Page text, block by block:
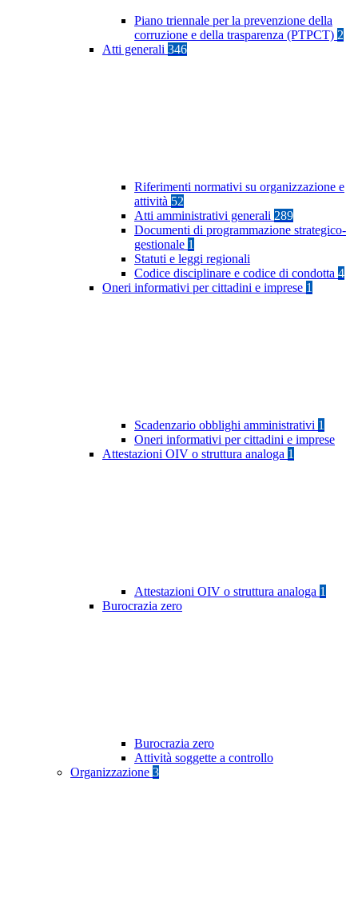
Piano triennale per la prevenzione della
corruzione e della trasparenza (PTPCT) 2
Atti generali 346
Riferimenti normativi su organizzazione e
attività 52
Atti amministrativi generali 289
Documenti di programmazione strategico-
gestionale 1
Statuti e leggi regionali
Codice disciplinare e codice di condotta 4
Oneri informativi per cittadini e imprese 1
Scadenzario obblighi amministrativi 1
Oneri informativi per cittadini e imprese
Attestazioni OIV o struttura analoga 1
Attestazioni OIV o struttura analoga 1
Burocrazia zero
Burocrazia zero
Attività soggette a controllo
Organizzazione 3